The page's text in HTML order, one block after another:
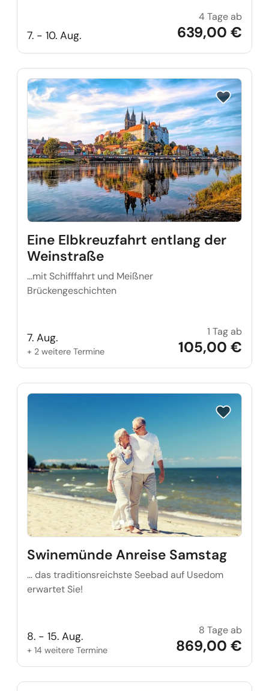
7. - 10. Aug.
4 Tage ab
639,00 €
Reise auf
Eine Elbkreuzfahrt entlang der
Weinstraße
...mit Schifffahrt und Meißner
Brückengeschichten
7. Aug.
+ 2 weitere Termine
Eine
1 Tag ab
105,00 €
Reise auf
Swinemünde Anreise Samstag
… das traditionsreichste Seebad auf Usedom
erwartet Sie!
8. - 15. Aug.
+ 14 weitere Termine
8 Tage ab
869,00 €